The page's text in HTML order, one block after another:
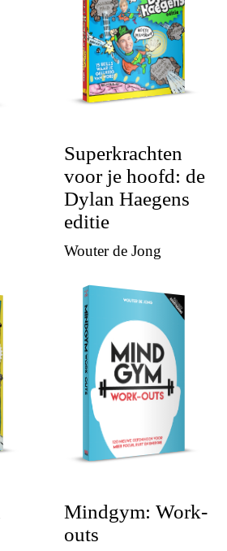
Superkrachten
voor je hoofd: de
Dylan Haegens
editie
Wouter de Jong
Mindgym: Work-
outs